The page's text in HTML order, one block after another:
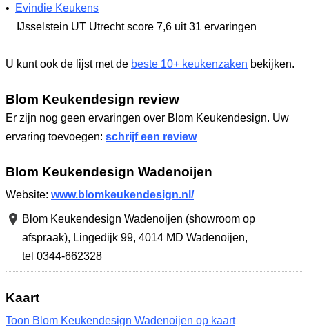
•
Evindie Keukens
IJsselstein UT Utrechtscore 7,6 uit 31 ervaringen
U kunt ook de lijst met de beste 10+ keukenzaken bekijken.
Blom Keukendesign review
Er zijn nog geen ervaringen over Blom Keukendesign. Uw
ervaring toevoegen: schrijf een review
Blom Keukendesign Wadenoijen
Website: www.blomkeukendesign.nl/
Blom Keukendesign Wadenoijen (showroom op
afspraak), Lingedijk 99, 4014 MD Wadenoijen,
tel 0344-662328
Kaart
Toon Blom Keukendesign Wadenoijen op kaart